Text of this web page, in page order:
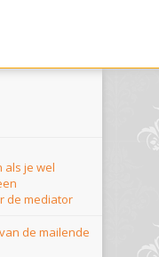
als je wel
de mediator
de mailende